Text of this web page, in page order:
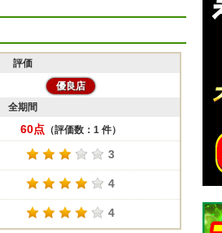
評価
優良店
全期間
60点 （評価数：1 件）
3
4
4